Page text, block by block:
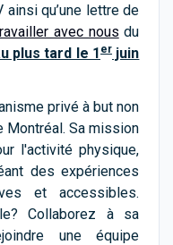
qu’une lettre de
avec nous du
plus tard le 1er juin
privé à but non
Montréal. Sa mission
l'activité physique,
des expériences
et accessibles.
Collaborez à sa
une équipe